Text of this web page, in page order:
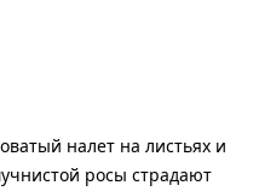
налет на листьях и
росы страдают